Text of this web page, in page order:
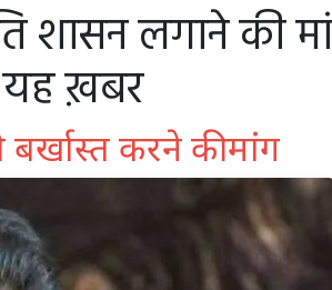
शासन लगाने की
ख़बर
करने की मांग